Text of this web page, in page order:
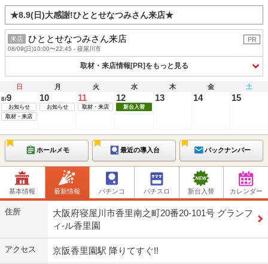
★8.9(日)大感謝!ひととせなつみさん来店★
来店 ひととせなつみさん来店 PR
08/09(日)10:00〜22:45 - 寝屋川市
取材・来店情報[PR]をもっと見る
日 月 火 水 木 金 土
8/9
お知らせ
取材・来店
10
お知らせ
11
取材・来店
12
新台入替
13 14 15
ホールメモ 最近の導入台 バックナンバー
基本情報 最新情報 パチンコ パチスロ 新台入替 カレンダー
住所
大阪府寝屋川市香里南之町20番20-101号 グランフ
ィ-ル香里園
アクセス 京阪香里園駅 降りてすぐ!!